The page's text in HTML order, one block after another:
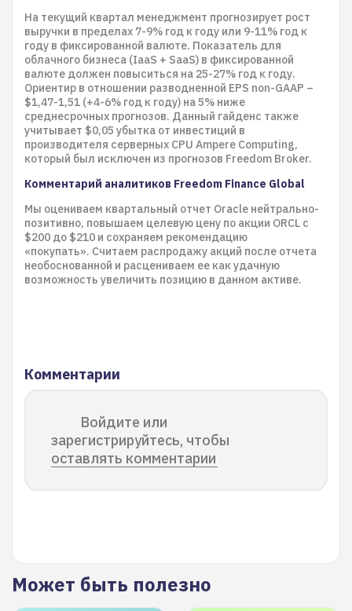
На текущий квартал менеджмент прогнозирует рост
выручки в пределах 7-9% год к году или 9-11% год к
году в фиксированной валюте. Показатель для
облачного бизнеса (IaaS + SaaS) в фиксированной
валюте должен повыситься на 25-27% год к году.
Ориентир в отношении разводненной EPS non-GAAP –
$1,47-1,51 (+4-6% год к году) на 5% ниже
среднесрочных прогнозов. Данный гайденс также
учитывает $0,05 убытка от инвестиций в
производителя серверных CPU Ampere Computing,
который был исключен из прогнозов Freedom Broker.
Комментарий аналитиков Freedom Finance Global
Мы оцениваем квартальный отчет Oracle нейтрально-
позитивно, повышаем целевую цену по акции ORCL с
$200 до $210 и сохраняем рекомендацию
«покупать». Считаем распродажу акций после отчета
необоснованной и расцениваем ее как удачную
возможность увеличить позицию в данном активе.
Комментарии
Войдите или
зарегистрируйтесь, чтобы
оставлять комментарии
Может быть полезно